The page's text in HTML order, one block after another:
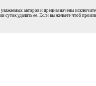
авторов и предназначены
суток удалить ее. Если вы желаете чтоб